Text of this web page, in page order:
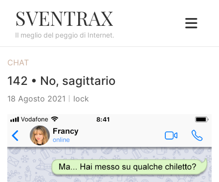
SVENTRAX
Il meglio del peggio di Internet.
CHAT
142 • No, sagittario
18 Agosto 2021 lock